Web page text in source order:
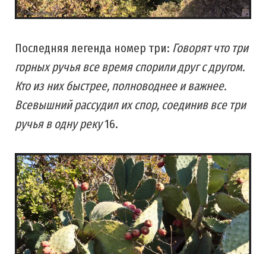
Последняя легенда номер три: Говорят что три
горных ручья все время спорили друг с другом.
Кто из них быстрее, полноводнее и важнее.
Всевышний рассудил их спор, соединив все три
ручья в одну реку16.